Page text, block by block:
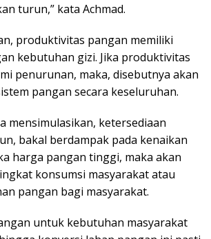
turun,” kata Achmad.
produktivitas pangan memiliki
kebutuhan gizi. Jika produktivitas
penurunan, maka, disebutnya akan
pangan secara keseluruhan.
mensimulasikan, ketersediaan
bakal berdampak pada kenaikan
harga pangan tinggi, maka akan
konsumsi masyarakat atau
pangan bagi masyarakat.
untuk kebutuhan masyarakat